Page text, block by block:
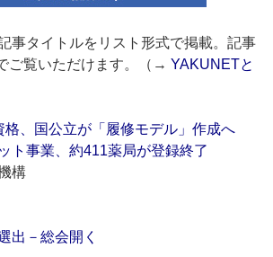
事タイトルをリスト形式で掲載。記事
ご覧いただけます。（→YAKUNETと
格、国公立が「履修モデル」作成へ
ト事業、約411薬局が登録終了
構
出－総会開く